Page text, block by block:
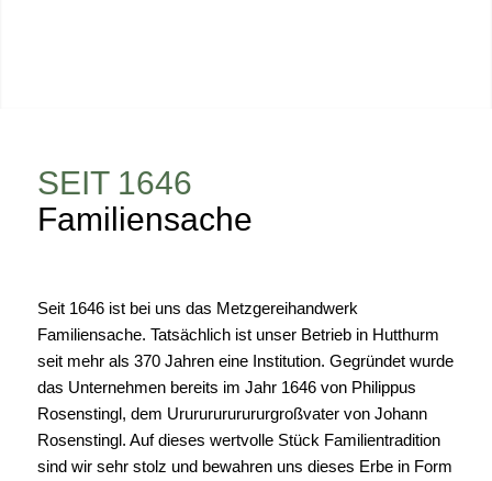
SEIT 1646
Familiensache
Seit 1646 ist bei uns das Metzgereihandwerk
Familiensache. Tatsächlich ist unser Betrieb in Hutthurm
seit mehr als 370 Jahren eine Institution. Gegründet wurde
das Unternehmen bereits im Jahr 1646 von Philippus
Rosenstingl, dem Urururururururgroßvater von Johann
Rosenstingl. Auf dieses wertvolle Stück Familientradition
sind wir sehr stolz und bewahren uns dieses Erbe in Form